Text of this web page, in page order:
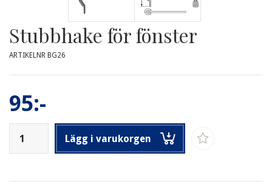
Stubbhake för fönster
ARTIKELNR BG26
95:-
Lägg i varukorgen